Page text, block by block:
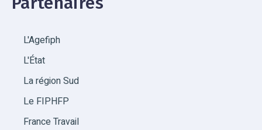
L'Agefiph
L'État
La région Sud
Le FIPHFP
France Travail